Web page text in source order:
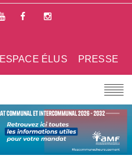
PRESSE
ESPACE ÉLUS